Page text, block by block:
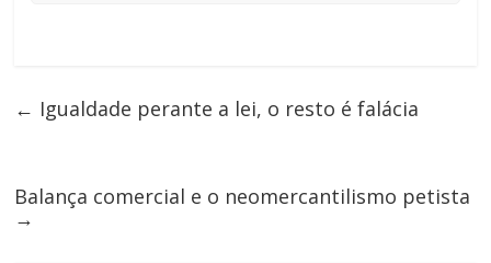
← Igualdade perante a lei, o resto é falácia
Balança comercial e o neomercantilismo petista
→